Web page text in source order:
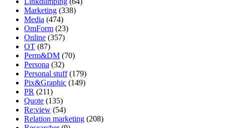
Marketing (338)
Media (474)
OmForm (23)
Online (357)
OT (87)
Perm&DM (70)
Persona (32)
Personal stuff(179)
Pix&Graphic (149)
PR (211)
Quote (135)
Re:view (54)
Relation marketing (208)